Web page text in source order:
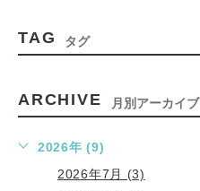
TAG タグ
ARCHIVE 月別アーカイブ
2026年 (9)
2026年7月 (3)